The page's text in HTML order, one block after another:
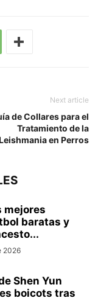
Next article
de Collares para el
Tratamiento de la
en Perros
mejores
baratas y
2026
Shen Yun
boicots tras